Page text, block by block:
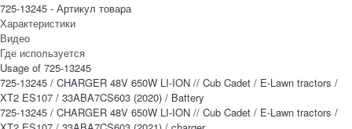
725-13245 - Артикул товара
Характеристики
Видео
Где используется
Usage of 725-13245
725-13245 / CHARGER 48V 650W LI-ION // Cub Cadet / E-Lawn tractors /
XT2 ES107 / 33ABA7CS603 (2020) / Battery
725-13245 / CHARGER 48V 650W LI-ION // Cub Cadet / E-Lawn tractors /